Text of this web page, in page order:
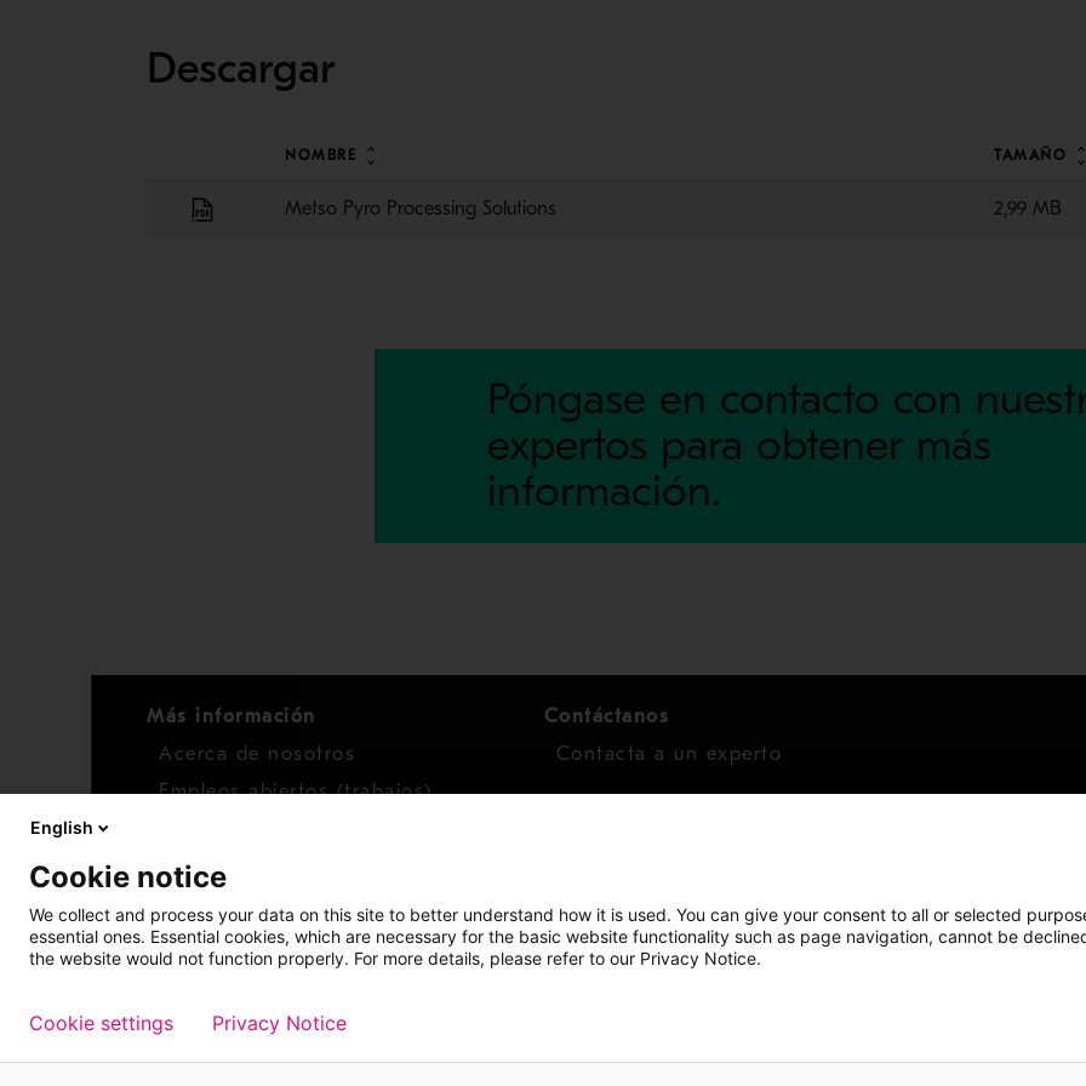
Descargar
NOMBRE TAMAÑO
Metso Pyro Processing Solutions 2,99 MB
Póngase en contacto con
expertos para obtener más
información.
Más información
Acerca de nosotros
Empleos abiertos (trabajos)
Contáctanos
Contacta a un experto
Finanzas
Acciones
Copyright © 2026 Metso Mapa del sitio
English
Cookie notice
We collect and process your data on this site to better understand how it is used. You can give your consent to all or selected
essential ones. Essential cookies, which are necessary for the basic website functionality such as page navigation, cannot be
the website would not function properly. For more details, please refer to our Privacy Notice.
Cookie settings Privacy Notice